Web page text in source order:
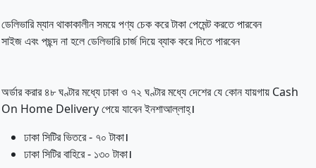
ডেলিভারি ম্যান থাকাকালীন সময়ে পণ্য চেক করে টাকা পেমেন্ট করতে পারবেন
সাইজ এবং পছন্দ না হলে ডেলিভারি চার্জ দিয়ে ব্যাক করে দিতে পারবেন
অর্ডার করার ৪৮ ঘণ্টার মধ্যে ঢাকা ও ৭২ ঘণ্টার মধ্যে দেশের যে কোন যায়গায় Cash
On Home Delivery পেয়ে যাবেন ইনশাআল্লাহ্‌।
ঢাকা সিটির ভিতরে - ৭০ টাকা।
ঢাকা সিটির বাহিরে - ১৩০ টাকা।